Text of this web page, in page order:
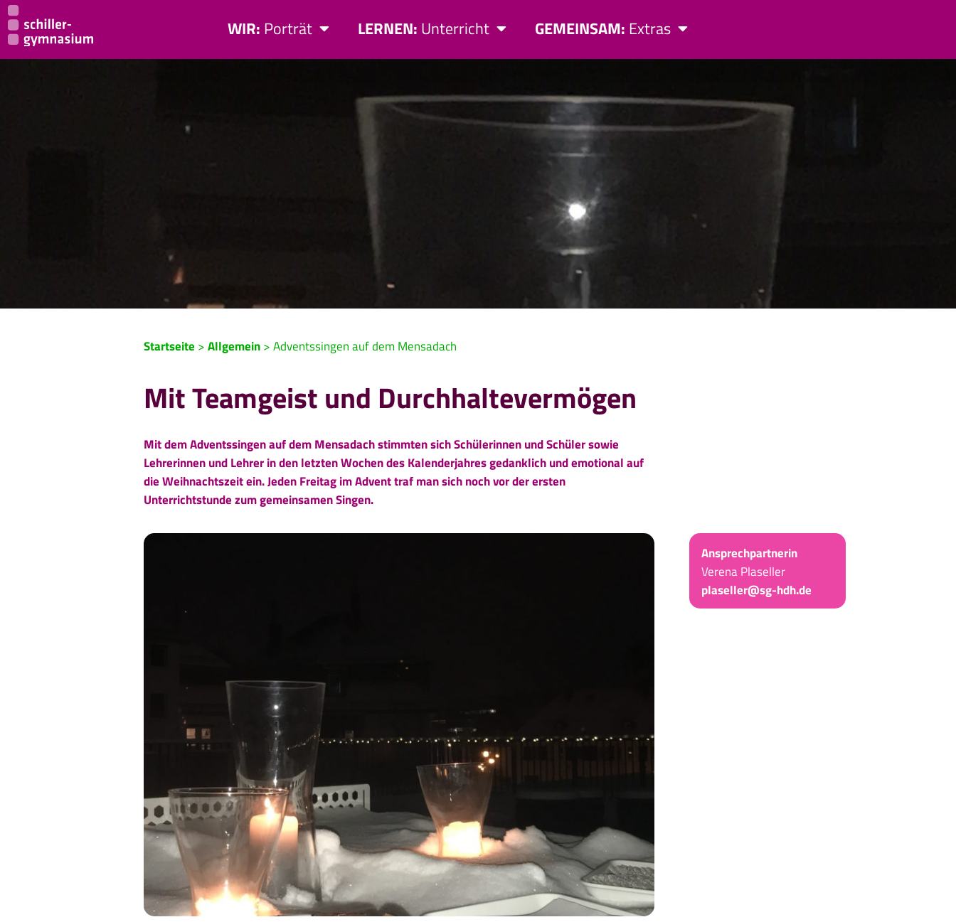
WIR: Porträt LERNEN: Unterricht GEMEINSAM: Extras
Startseite >Allgemein>Adventssingen auf dem Mensadach
Mit Teamgeist und Durchhaltevermögen
Mit dem Adventssingen auf dem Mensadach stimmten sich Schülerinnen und Schüler sowie
Lehrerinnen und Lehrer in den letzten Wochen des Kalenderjahres gedanklich und emotional auf
die Weihnachtszeit ein. Jeden Freitag im Advent traf man sich noch vor der ersten
Unterrichtstunde zum gemeinsamen Singen.
Ansprechpartnerin
Verena Plaseller
plaseller@sg-hdh.de